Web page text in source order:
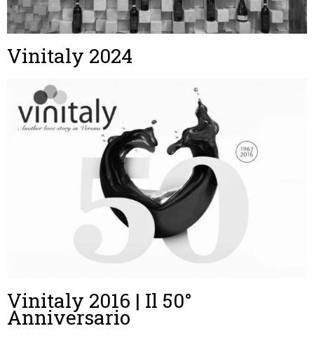
Vinitaly 2024
Vinitaly 2016 | Il 50°
Anniversario